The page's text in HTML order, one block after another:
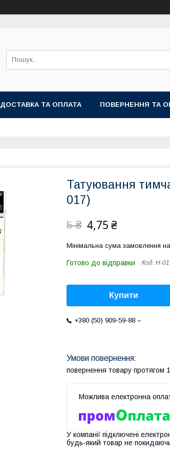
ДОСТАВКА ТА ОПЛАТА ПОВЕРНЕННЯ ТА
Татуювання
017)
5 ₴ 4,75 ₴
Мінімальна сума замовлення
Готово до відправки Код: H-
Купити
+380 (50) 909-59-88
повернення товару протягом
У компанії підключені
будь-який товар не